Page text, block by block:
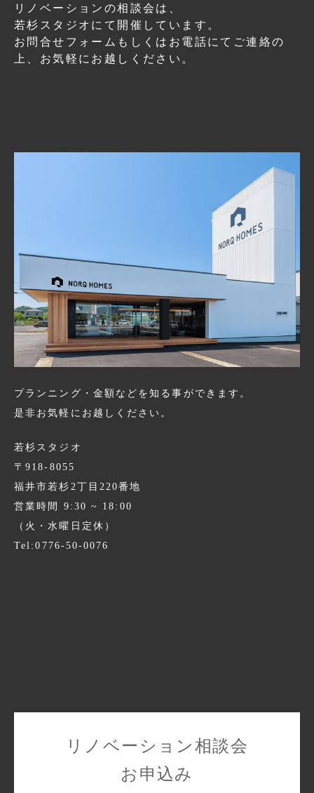
リノベーションの相談会は、
若杉スタジオにて開催しています。
お問合せフォームもしくはお電話にてご連絡の
上、 お気軽にお越しください。
プランニング・金額などを知る事ができます。
是非お気軽にお越しください。
若杉スタジオ
〒918-8055
福井市若杉2丁目220番地
営業時間 9:30 ~ 18:00
（火・水曜日定休）
Tel:0776-50-0076
リノベーション相談会
お申込み